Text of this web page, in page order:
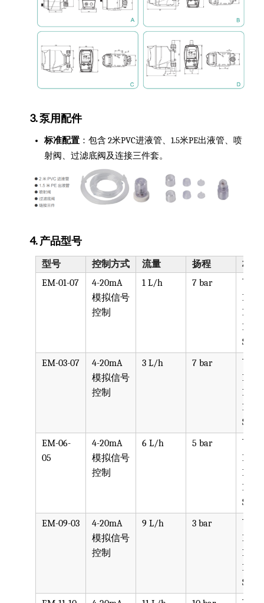
3. 泵用配件
标准配置 ：包含 2米PVC进液管、1.5米PE出液管、喷
射阀、过滤底阀及连接三件套。
4. 产品型号
型号 控制方式 流量 扬程
材质
EM-01-07
4-20mA
模拟信号
控制
1 L/h 7 bar
PVC,
PVDF,
PTFE,
SS316
EM-03-07
4-20mA
模拟信号
控制
3 L/h 7 bar
PVC,
PVDF,
PTFE,
SS316
EM-06-
05
4-20mA
模拟信号
控制
6 L/h 5 bar
PVC,
PVDF,
PTFE,
SS316
EM-09-03
4-20mA
模拟信号
控制
9 L/h 3 bar
PVC,
PVDF,
PTFE,
SS316